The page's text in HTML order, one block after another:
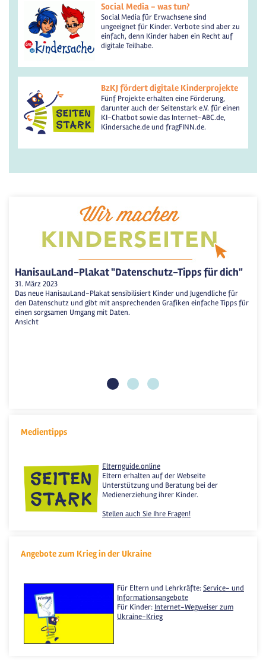
Social Media - was tun?
Social Media für Erwachsene sind
ungeeignet für Kinder. Verbote sind aber zu
einfach, denn Kinder haben ein Recht auf
digitale Teilhabe.
BzKJ fördert digitale Kinderprojekte
Fünf Projekte erhalten eine Förderung,
darunter auch der Seitenstark e.V. für einen
KI-Chatbot sowie das Internet-ABC.de,
Kindersache.de und fragFINN.de.
HanisauLand-Plakat "Datenschutz-Tipps für dich"
31. März 2023
Das neue HanisauLand-Plakat sensibilisiert Kinder und Jugendliche für
den Datenschutz und gibt mit ansprechenden Grafiken einfache Tipps für
einen sorgsamen Umgang mit Daten.
Ansicht
1 2 3
Medientipps
Elternguide.online
Eltern erhalten auf der Webseite
Unterstützung und Beratung bei der
Medienerziehung ihrer Kinder.
Stellen auch Sie Ihre Fragen!
Angebote zum Krieg in der Ukraine
Für Eltern und Lehrkräfte:Service- und
Informationsangebote
Für Kinder: Internet-Wegweiser zum
Ukraine-Krieg